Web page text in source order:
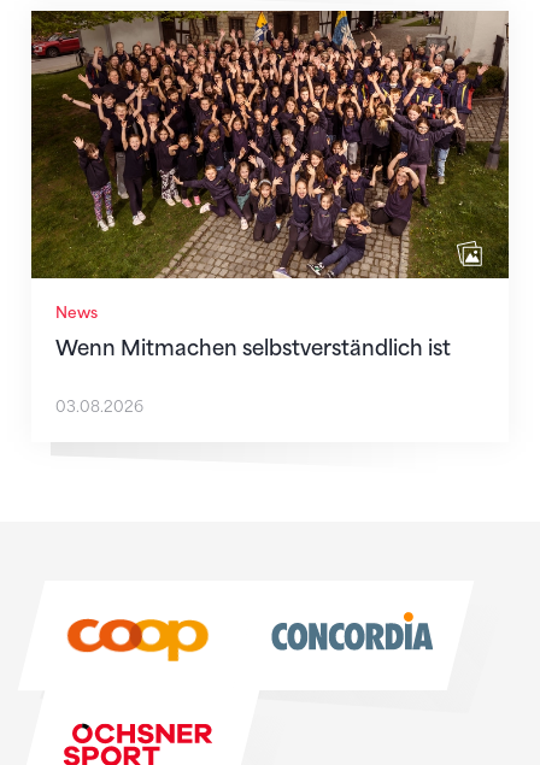
News
Wenn Mitmachen selbstverständlich ist
Wenn Mitmachen selbstverständlich ist
03.08.2026